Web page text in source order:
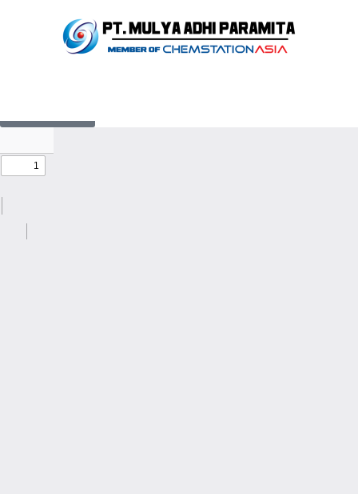
Diacetone Alcohol